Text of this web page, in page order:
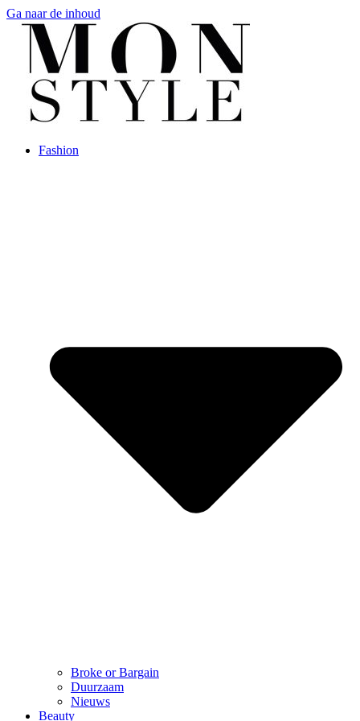
Ga naar de inhoud
Fashion
Broke or Bargain
Duurzaam
Nieuws
Beauty